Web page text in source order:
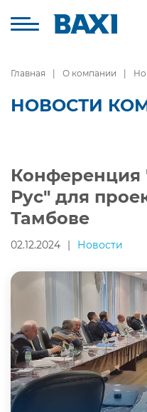
Главная О компании
НОВОСТИ
Рус" для
Тамбове
02.12.2024 | Новости